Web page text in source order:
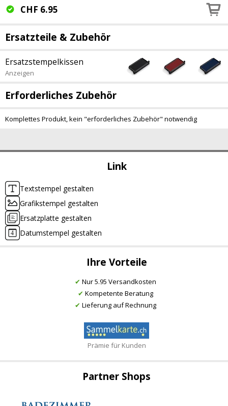
Link
Textstempel gestalten
Grafikstempel gestalten
Ersatzplatte gestalten
Datumstempel gestalten
Ihre Vorteile
✔ Nur 5.95 Versandkosten
✔ Kompetente Beratung
✔ Lieferung auf Rechnung
Prämie für Kunden
CHF 6.95
Ersatzteile & Zubehör
Ersatzstempelkissen
Anzeigen
Erforderliches Zubehör
Komplettes Produkt, kein "erforderliches Zubehör" notwendig
Partner Shops